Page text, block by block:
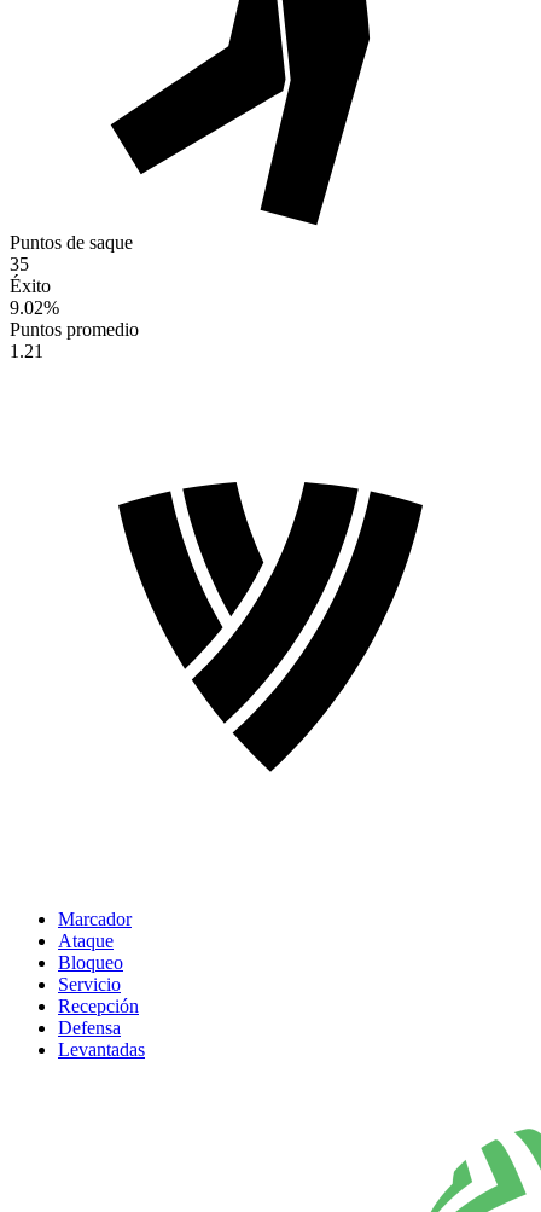
Puntos de saque
35
Éxito
9.02%
Puntos promedio
1.21
Marcador
Ataque
Bloqueo
Servicio
Recepción
Defensa
Levantadas